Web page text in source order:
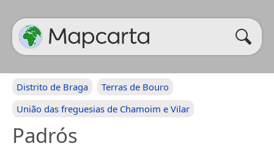
Distrito de Braga
Terras de Bouro
União das freguesias de Chamoim e Vilar
Padrós